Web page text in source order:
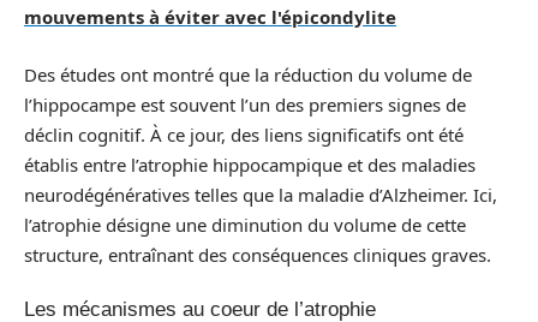
mouvements à éviter avec l'épicondylite
Des études ont montré que la réduction du volume de
l’hippocampe est souvent l’un des premiers signes de
déclin cognitif. À ce jour, des liens significatifs ont été
établis entre l’atrophie hippocampique et des maladies
neurodégénératives telles que la maladie d’Alzheimer. Ici,
l’atrophie désigne une diminution du volume de cette
structure, entraînant des conséquences cliniques graves.
Les mécanismes au coeur de l’atrophie